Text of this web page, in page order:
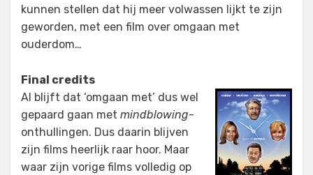
kunnen stellen dat hij meer volwassen lijkt te zijn
geworden, met een film over omgaan met
ouderdom…
Final credits
Al blijft dat ‘omgaan met’ dus wel
gepaard gaan met mindblowing-
onthullingen. Dus daarin blijven
zijn films heerlijk raar hoor. Maar
waar zijn vorige films volledig op